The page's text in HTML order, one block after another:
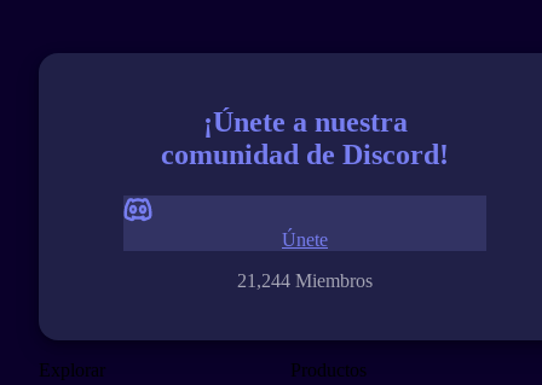
¡Únete a nuestra
comunidad de Discord!
21,244 Miembros
Únete
Explorar Productos